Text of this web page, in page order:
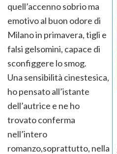
quell’accenno sobrio ma
emotivo al buon odore di
Milano in primavera, tigli e
falsi gelsomini, capace di
sconfiggere lo smog.
Una sensibilità cinestesica,
ho pensato all’istante
dell’autrice e ne ho
trovato conferma
nell’intero
romanzo,soprattutto, nella